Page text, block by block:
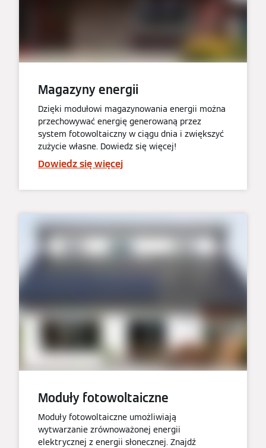
Magazyny energii
Dzięki modułowi magazynowania energii można
przechowywać energię generowaną przez
system fotowoltaiczny w ciągu dnia i zwiększyć
zużycie własne. Dowiedz się więcej!
Dowiedz się więcej
Moduły fotowoltaiczne
Moduły fotowoltaiczne umożliwiają
wytwarzanie zrównoważonej energii
elektrycznej z energii słonecznej. Znajdź